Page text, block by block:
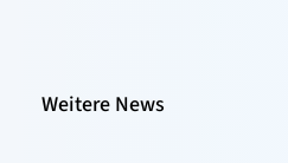
Weitere News